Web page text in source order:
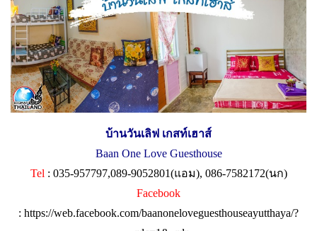
บ้านวันเลิฟ เกสท์เฮาส์
Baan One Love Guesthouse
Tel: 035-957797,089-9052801(แอม), 086-7582172(นก)
Facebook
: https://web.facebook.com/baanoneloveguesthouseayutthaya/?